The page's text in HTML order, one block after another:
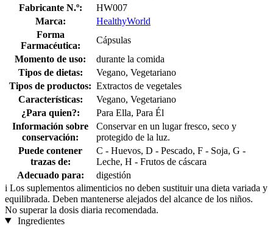
Fabricante N.º:
HW007
Marca:
HealthyWorld
Forma
Farmacéutica:
Cápsulas
Momento de uso:
durante la comida
Tipos de dietas:
Vegano, Vegetariano
Tipos de productos: Extractos de vegetales
Características:
Vegano, Vegetariano
¿Para quien?:
Para Ella, Para Él
Información sobre
conservación:
Conservar en un lugar fresco, seco y
protegido de la luz.
Puede contener
trazas de:
C - Huevos, D - Pescado, F - Soja, G -
Leche, H - Frutos de cáscara
Adecuado para:
digestión
i Los suplementos alimenticios no deben sustituir una dieta variada y
equilibrada. Deben mantenerse alejados del alcance de los niños.
No superar la dosis diaria recomendada.
Ingredientes